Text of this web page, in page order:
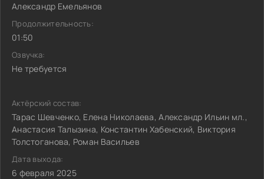
Александр Емельянов
Продолжительность:
01:50
Озвучка:
Не требуется
Актёрский состав:
Тарас Шевченко, Елена Николаева, Александр Ильин мл.,
Анастасия Талызина, Константин Хабенский, Виктория
Толстоганова, Роман Васильев
Дата выхода:
6 февраля 2025